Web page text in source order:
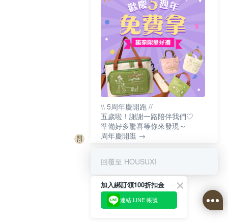
\\ 5周年慶開跑 //
五歲啦！謝謝一路陪伴我們♡
準備好多驚喜等你來發現～
周年慶開逛 →
回覆至 HOUSUXI
加入綁訂領100折扣金
連結 LINE 帳號